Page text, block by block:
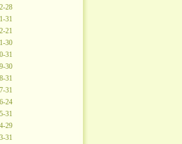
28
31
21
30
31
30
31
31
24
31
29
31